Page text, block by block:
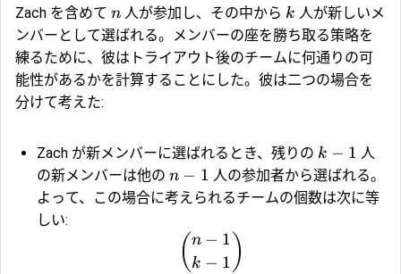
Zach を含めて n 人が参加し、その中から k 人が新しいメ
ンバーとして選ばれる。メンバーの座を勝ち取る策略を
練るために、彼はトライアウト後のチームに何通りの可
能性があるかを計算することにした。彼は二つの場合を
分けて考えた:
Zach が新メンバーに選ばれるとき、残りの k − 1 人
の新メンバーは他の n − 1 人の参加者から選ばれる。
よって、この場合に考えられるチームの個数は次に等
しい:
( k − 1
n − 1 )